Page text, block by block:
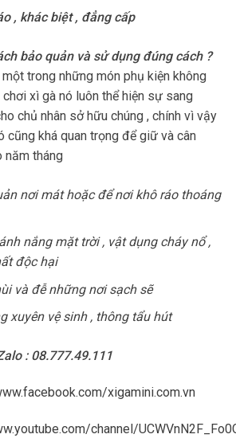
, khác biệt , đẳng cấp
bảo quản và sử dụng đúng cách ?
trong những món phụ kiện không
xì gà nó luôn thể hiện sự sang
chủ nhân sở hữu chúng , chính vì vậy
cũng khá quan trọng để giữ và cân
năm tháng
nơi mát hoặc để nơi khô ráo thoáng
nắng mặt trời , vật dụng cháy nổ ,
độc hại
và đễ những nơi sạch sẽ
xuyên vệ sinh , thông tẩu hút
: 08.777.49.111
xigamini.com.vn
channel/